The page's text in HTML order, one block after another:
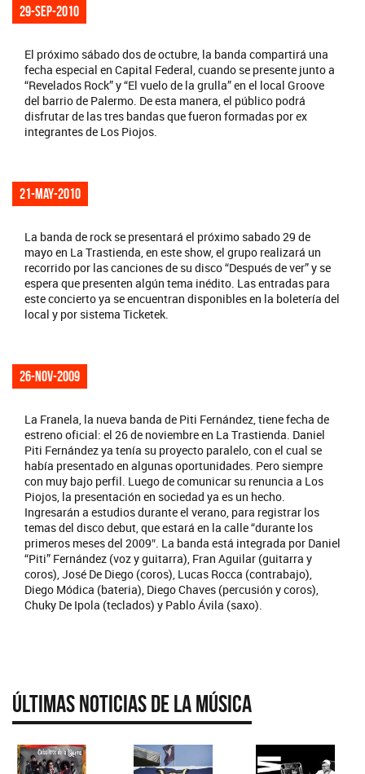
29-sep-2010
El próximo sábado dos de octubre, la banda compartirá una
fecha especial en Capital Federal, cuando se presente junto a
“Revelados Rock” y “El vuelo de la grulla” en el local Groove
del barrio de Palermo. De esta manera, el público podrá
disfrutar de las tres bandas que fueron formadas por ex
integrantes de Los Piojos.
21-may-2010
La banda de rock se presentará el próximo sabado 29 de
mayo en La Trastienda, en este show, el grupo realizará un
recorrido por las canciones de su disco “Después de ver” y se
espera que presenten algún tema inédito. Las entradas para
este concierto ya se encuentran disponibles en la boletería del
local y por sistema Ticketek.
26-nov-2009
La Franela, la nueva banda de Piti Fernández, tiene fecha de
estreno oficial: el 26 de noviembre en La Trastienda. Daniel
Piti Fernández ya tenía su proyecto paralelo, con el cual se
había presentado en algunas oportunidades. Pero siempre
con muy bajo perfil. Luego de comunicar su renuncia a Los
Piojos, la presentación en sociedad ya es un hecho.
Ingresarán a estudios durante el verano, para registrar los
temas del disco debut, que estará en la calle “durante los
primeros meses del 2009″. La banda está integrada por Daniel
“Piti” Fernández (voz y guitarra), Fran Aguilar (guitarra y
coros), José De Diego (coros), Lucas Rocca (contrabajo),
Diego Módica (bateria), Diego Chaves (percusión y coros),
Chuky De Ipola (teclados) y Pablo Ávila (saxo).
Últimas Noticias de la Música